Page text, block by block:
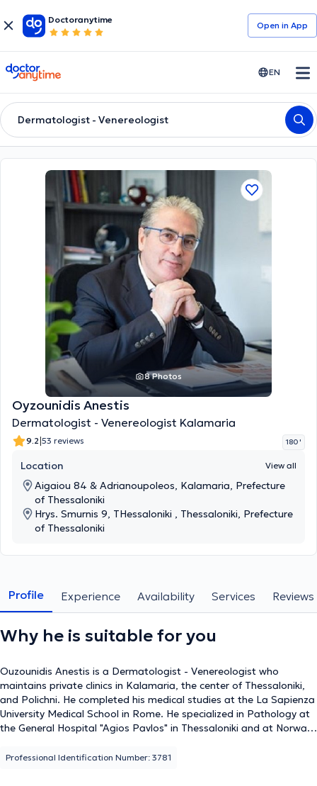
Doctoranytime
Open in Αpp
doctoranytime EN
Dermatologist - Venereologist
8 Photos
Oyzounidis Anestis
Dermatologist - Venereologist Kalamaria
9.2|53 reviews 180 '
Location View all
Aigaiou 84 & Adrianoupoleos, Kalamaria, Prefecture
of Thessaloniki
Hrys. Smurnis 9, THessaloniki , Thessaloniki, Prefecture
of Thessaloniki
Profile Experience Availability Services Reviews
Why he is suitable for you
Ouzounidis Anestis is a Dermatologist - Venereologist who
maintains private clinics in Kalamaria, the center of Thessaloniki,
and Polichni. He completed his medical studies at the La Sapienza
University Medical School in Rome. He specialized in Pathology at
the General Hospital "Agios Pavlos" in Thessaloniki and at Norwalk
Dermatology - Venereology at the University Clinic of the Hospital
Professional Identification Number: 3781